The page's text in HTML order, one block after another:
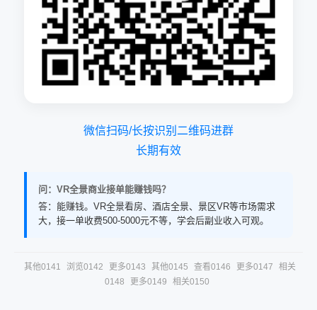
微信扫码/长按识别二维码进群
长期有效
问：VR全景商业接单能赚钱吗？
答：能赚钱。VR全景看房、酒店全景、景区VR等市场需求
大，接一单收费500-5000元不等，学会后副业收入可观。
其他0141 浏览0142 更多0143 其他0145 查看0146 更多0147
相关
0148
更多0149 相关0150